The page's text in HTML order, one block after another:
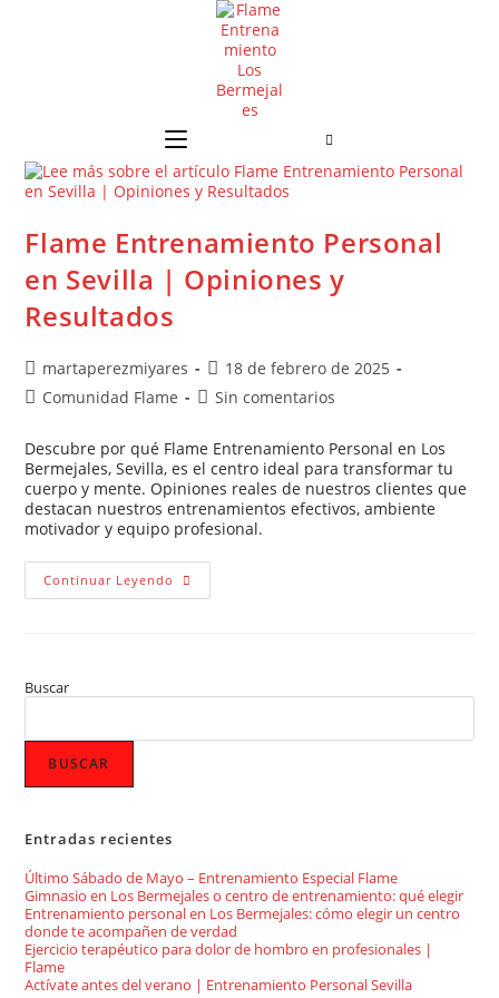
Flame Entrenamiento Personal
en Sevilla | Opiniones y
Resultados
martaperezmiyares
18 de febrero de 2025
Comunidad Flame
Sin comentarios
Descubre por qué Flame Entrenamiento Personal en Los
Bermejales, Sevilla, es el centro ideal para transformar tu
cuerpo y mente. Opiniones reales de nuestros clientes que
destacan nuestros entrenamientos efectivos, ambiente
motivador y equipo profesional.
Continuar Leyendo
Buscar
BUSCAR
Entradas recientes
Último Sábado de Mayo – Entrenamiento Especial Flame
Gimnasio en Los Bermejales o centro de entrenamiento: qué elegir
Entrenamiento personal en Los Bermejales: cómo elegir un centro
donde te acompañen de verdad
Ejercicio terapéutico para dolor de hombro en profesionales |
Flame
Actívate antes del verano | Entrenamiento Personal Sevilla